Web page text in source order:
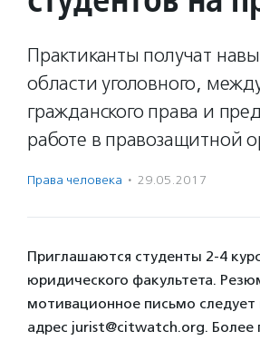
Практиканты получат
области уголовного,
гражданского права и
работе в правозащитной
Права человека · 29.05.2017
Приглашаются студенты 2-4
юридического факультета.
мотивационное письмо следует
адрес jurist@citwatch.org. Более